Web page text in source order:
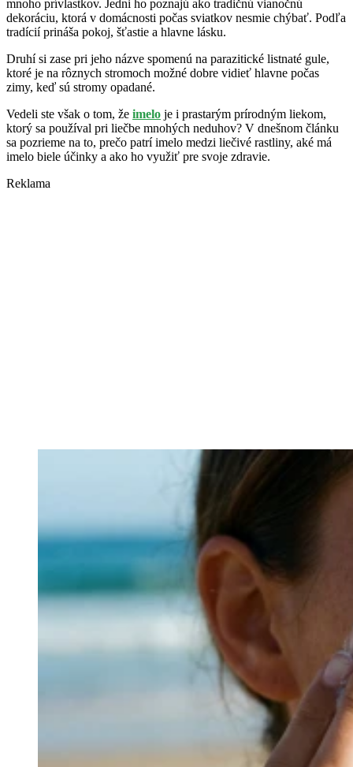
mnoho prívlastkov. Jedni ho poznajú ako tradičnú vianočnú
dekoráciu, ktorá v domácnosti počas sviatkov nesmie chýbať. Podľa
tradícií prináša pokoj, šťastie a hlavne lásku.
Druhí si zase pri jeho názve spomenú na parazitické listnaté gule,
ktoré je na rôznych stromoch možné dobre vidieť hlavne počas
zimy, keď sú stromy opadané.
Vedeli ste však o tom, že imelo je i prastarým prírodným liekom,
ktorý sa používal pri liečbe mnohých neduhov? V dnešnom článku
sa pozrieme na to, prečo patrí imelo medzi liečivé rastliny, aké má
imelo biele účinky a ako ho využiť pre svoje zdravie.
Reklama